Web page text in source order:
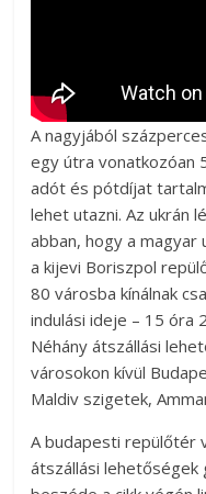
A nagyjából
egy útra vonatkozóan
adót és pótdíjat
lehet utazni. Az ukrán
abban, hogy a magyar
a kijevi Boriszpol
80 városba kínálnak
indulási ideje – 15 óra
Néhány átszállási
városokon kívül
Maldiv szigetek,
A budapesti repülőtér
átszállási lehetőségek